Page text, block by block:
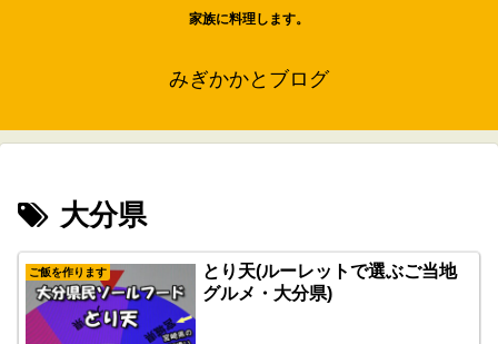
家族に料理します。
みぎかかとブログ
大分県
ご飯を作ります
とり天(ルーレットで選ぶご当地
グルメ・大分県)